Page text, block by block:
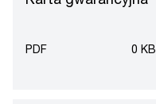
PDF 0 KB